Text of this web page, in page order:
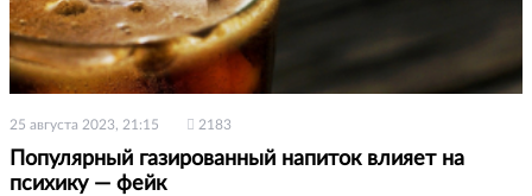
25 августа 2023, 21:15 2183
Популярный газированный напиток влияет на
психику — фейк